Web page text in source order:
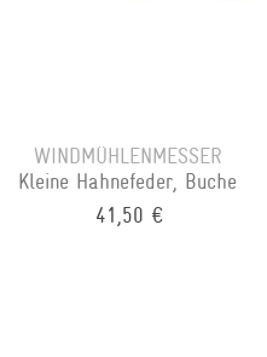
WINDMÜHLENMESSER
Kleine Hahnefeder, Buche
41,50 €